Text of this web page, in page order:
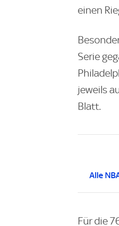
einen
Serie
jeweils
Blatt.
Alle
Für die